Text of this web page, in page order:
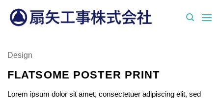
Design
FLATSOME POSTER PRINT
Lorem ipsum dolor sit amet, consectetuer adipiscing elit, sed